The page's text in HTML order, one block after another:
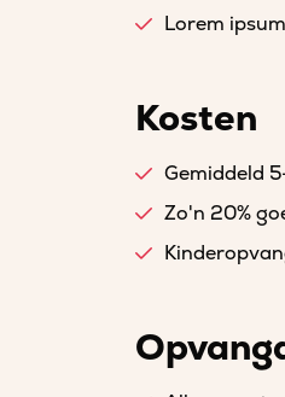
Lorem
Kosten
Gemiddeld
Zo'n 20%